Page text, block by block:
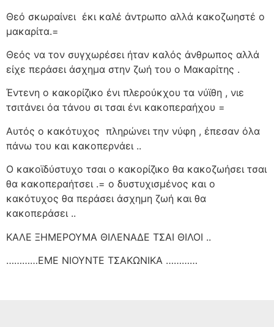
Θεό σκωραίνει έκι καλέ άντρωπο αλλά κακοζωηστέ ο
μακαρίτα.=
Θεός να τον συγχωρέσει ήταν καλός άνθρωπος αλλά
είχε περάσει άσχημα στην ζωή του ο Μακαρίτης .
Έντενη ο κακορίζικο ένι πλερούκχου τα νύϊθη , νιε
τσιτάνει όα τάνου σι τσαι ένι κακοπεραήχου =
Αυτός ο κακότυχος πληρώνει την νύφη , έπεσαν όλα
πάνω του και κακοπερνάει ..
Ο κακοϊδύστυχο τσαι ο κακορίζικο θα κακοζωήσει τσαι
θα κακοπεραήτσει .= ο δυστυχισμένος και ο
κακότυχος θα περάσει άσχημη ζωή και θα
κακοπεράσει ..
ΚΑΛΕ ΞΗΜΕΡΟΥΜΑ ΘΙΛΕΝΑΔΕ ΤΣΑΙ ΘΙΛΟΙ ..
…………ΕΜΕ ΝΙΟΥΝΤΕ ΤΣΑΚΩΝΙΚΑ …………